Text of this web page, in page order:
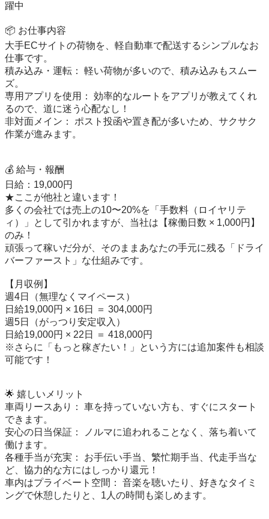
躍中
📦 お仕事内容
​大手ECサイトの荷物を、軽自動車で配送するシンプルなお
仕事です。
​積み込み・運転： 軽い荷物が多いので、積み込みもスムー
ズ。
​専用アプリを使用： 効率的なルートをアプリが教えてくれ
るので、道に迷う心配なし！
​非対面メイン： ポスト投函や置き配が多いため、サクサク
作業が進みます。
​💰 給与・報酬
​日給：19,000円
​★ここが他社と違います！
多くの会社では売上の10〜20%を「手数料（ロイヤリテ
ィ）」として引かれますが、当社は【稼働日数 × 1,000円】
のみ！
頑張って稼いだ分が、そのままあなたの手元に残る「ドライ
バーファースト」な仕組みです。
【月収例】
​週4日（無理なくマイペース）
日給19,000円 × 16日 ＝ 304,000円
​週5日（がっつり安定収入）
日給19,000円 × 22日 ＝ 418,000円
※さらに「もっと稼ぎたい！」という方には追加案件も相談
可能です！
​🌟 嬉しいメリット
​車両リースあり： 車を持っていない方も、すぐにスタート
できます。
​安心の日当保証： ノルマに追われることなく、落ち着いて
働けます。
​各種手当が充実： お手伝い手当、繁忙期手当、代走手当な
ど、協力的な方にはしっかり還元！
​車内はプライベート空間： 音楽を聴いたり、好きなタイミ
ングで休憩したりと、1人の時間も楽しめます。